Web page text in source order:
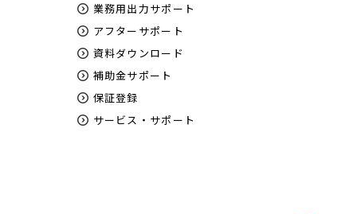
業務用出力サポート
アフターサポート
資料ダウンロード
補助金サポート
保証登録
サービス・サポート